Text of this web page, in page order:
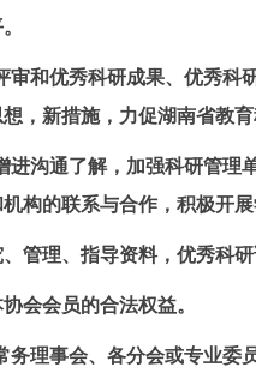
审和优秀科研成果、优秀
，新措施，力促湖南省教育
进沟通了解，加强科研管
构的联系与合作，积极开展
管理、指导资料，优秀科
会会员的合法权益。
理事会、各分会或专业